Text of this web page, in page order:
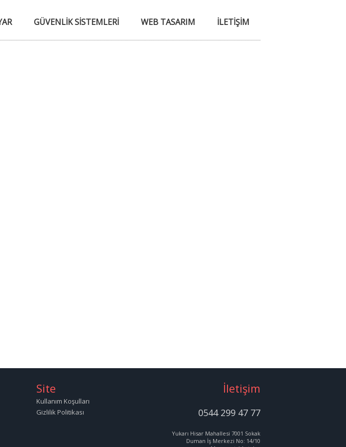
GÜVENLIK SISTEMLERI WEB TASARIM İLETIŞIM
Site
Kullanım Koşulları
Gizlilik Politikası
İletişim
0544 299 47 77
Yukarı Hisar Mahallesi 7001 Sokak
Duman İş Merkezi No: 14/10